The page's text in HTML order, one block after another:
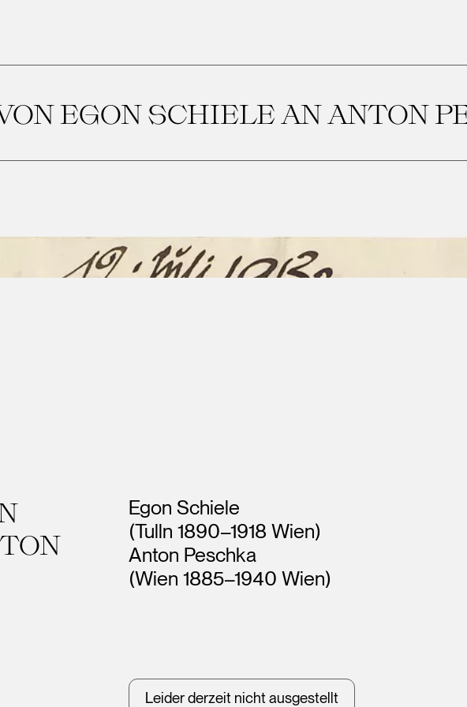
EGON SCHIELE AN ANTON
Künstler*innen
Egon Schiele
(Tulln 1890–1918 Wien)
Anton Peschka
(Wien 1885–1940 Wien)
Leider derzeit nicht ausgestellt